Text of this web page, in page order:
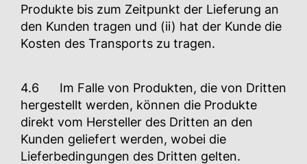
Produkte bis zum Zeitpunkt der Lieferung an
den Kunden tragen und (ii) hat der Kunde die
Kosten des Transports zu tragen.
4.6 Im Falle von Produkten, die von Dritten
hergestellt werden, können die Produkte
direkt vom Hersteller des Dritten an den
Kunden geliefert werden, wobei die
Lieferbedingungen des Dritten gelten.